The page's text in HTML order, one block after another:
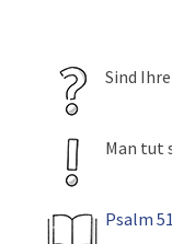
Sind
Man tut
Psalm 51